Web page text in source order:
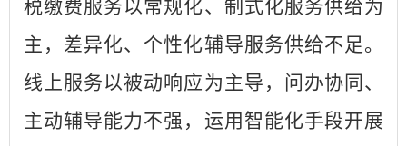
税缴费服务以常规化、制式化服务供给为
主，差异化、个性化辅导服务供给不足。
线上服务以被动响应为主导，问办协同、
主动辅导能力不强，运用智能化手段开展